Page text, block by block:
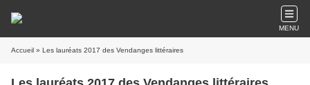
MENU
Accueil » Les lauréats 2017 des Vendanges littéraires